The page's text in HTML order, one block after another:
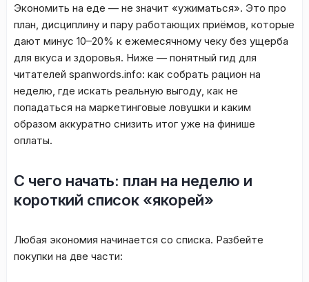
Экономить на еде — не значит «ужиматься». Это про
план, дисциплину и пару работающих приёмов, которые
дают минус 10–20% к ежемесячному чеку без ущерба
для вкуса и здоровья. Ниже — понятный гид для
читателей spanwords.info: как собрать рацион на
неделю, где искать реальную выгоду, как не
попадаться на маркетинговые ловушки и каким
образом аккуратно снизить итог уже на финише
оплаты.
С чего начать: план на неделю и
короткий список «якорей»
Любая экономия начинается со списка. Разбейте
покупки на две части: